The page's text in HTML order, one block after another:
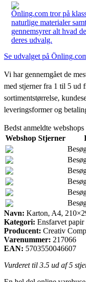
Önling.com tror på
naturlige materialer
gennemsyrer alt hvad
deres udvalg.
Se udvalget på
Vi har gennemgået de
med stjerner fra 1 til 5 ud
sortimentstørrelse,
leveringsformer og
Bedst anmeldte webshops
Webshop Stjerner
Navn: Karton, A4,
Kategori: Ensfarvet papir
Producent: Creativ
Varenummer: 217066
EAN: 5703550046607
Vurderet til 3.5 ud af 5